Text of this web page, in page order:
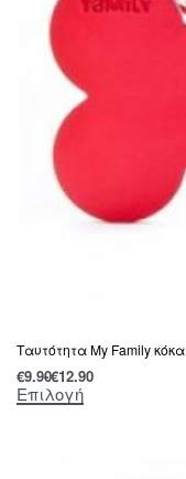
Tαυτότητα Μy Family
€9.90€12.90
Επιλογή